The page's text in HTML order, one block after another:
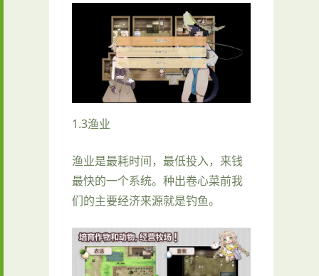
1.3渔业
渔业是最耗时间，最低投入，来钱
最快的一个系统。种出卷心菜前我
们的主要经济来源就是钓鱼。